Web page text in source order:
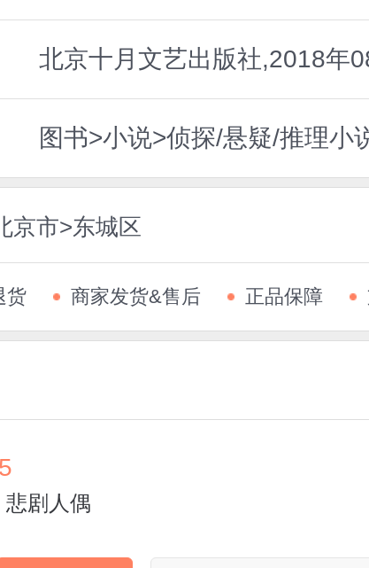
北京十月文艺出版社,2018年
图书>小说>侦探/悬疑/推理小
京市>东城区
货 商家发货&售后 正品保障
悲剧人偶